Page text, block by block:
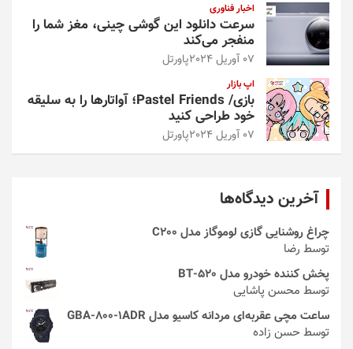
اخبار فناوری
سرعت دانلود این گوشی چینی، مغز شما را
منفجر می‌کند
07 آوریل 2024 پاورتل
اپ بازار
بازی/ Pastel Friends؛ آواتارها را به سلیقه
خود طراحی کنید
07 آوریل 2024 پاورتل
آخرین دیدگاه‌ها
چراغ روشنایی گازی لوموگاز مدل C200
توسط رضا
پخش کننده خودرو مدل 520-BT
توسط محسن پاشایی
ساعت مچی عقربه‌ای مردانه کاسیو مدل GBA-800-1ADR
توسط حسن زاده